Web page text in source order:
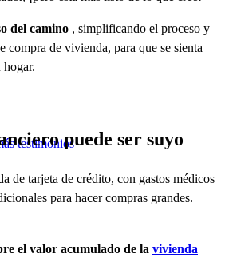
del camino , simplificando el proceso y
compra de vivienda, para que se sienta
hogar.
puede ser suyo
de tarjeta de crédito, con gastos médicos
para hacer compras grandes.
el valor acumulado de la vivienda
testimonios